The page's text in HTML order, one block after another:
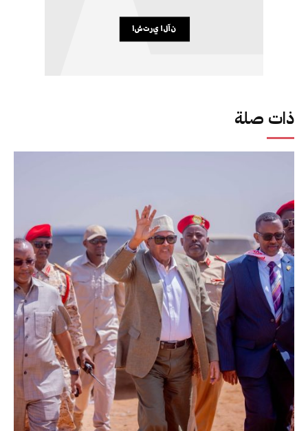
ذات صلة